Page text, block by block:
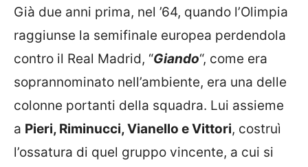
Già due anni prima, nel ’64, quando l’Olimpia
raggiunse la semifinale europea perdendola
contro il Real Madrid, “Giando“, come era
soprannominato nell’ambiente, era una delle
colonne portanti della squadra. Lui assieme
a Pieri, Riminucci, Vianello e Vittori, costruì
l’ossatura di quel gruppo vincente, a cui si